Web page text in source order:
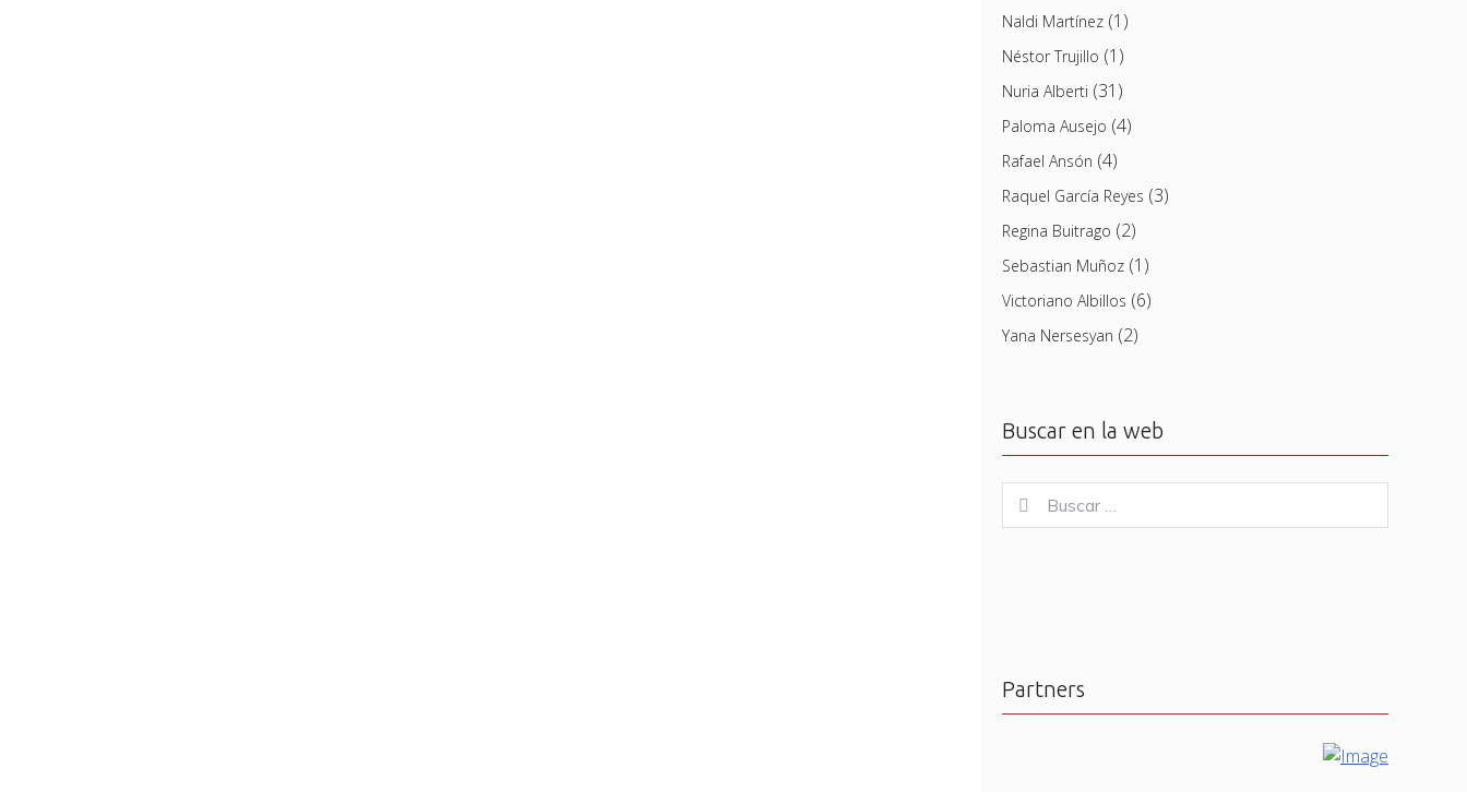
Naldi Martínez(1)
Néstor Trujillo (1)
Nuria Alberti (31)
Paloma Ausejo (4)
Rafael Ansón (4)
Raquel García Reyes (3)
Regina Buitrago (2)
Sebastian Muñoz(1)
Victoriano Albillos (6)
Yana Nersesyan (2)
Buscar en la web
for:
Buscar
Partners